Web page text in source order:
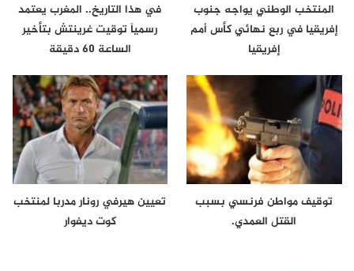
المنتخب الوطني يواجه جنوب
إفريقيا في ربع نهائي كأس أمم
إفريقيا
في هذا التاريخ.. المغرب يعتمد
رسمياً توقيت غرينتش بتأخير
الساعة 60 دقيقة
توقيف مواطن فرنسي بسبب
القتل العمدي.
تعيين هيرفي رونار مدربا لمنتخب
كوت ديفوار